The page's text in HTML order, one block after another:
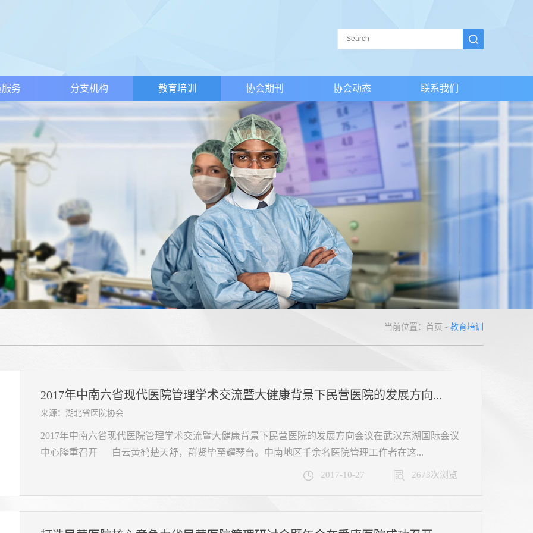
务 分支机构 教育培训 协会期刊 协会动态 联系我们
当前位置： 首页 - 教育培训
2017年中南六省现代医院管理学术交流暨大健康背景下民营医院的发展方向...
来源：湖北省医院协会
2017年中南六省现代医院管理学术交流暨大健康背景下民营医院的发展方向会议在武汉东湖国际会议
中心隆重召开 白云黄鹤楚天舒，群贤毕至耀琴台。中南地区千余名医院管理工作者在这...
2017-10-27 2673次浏览